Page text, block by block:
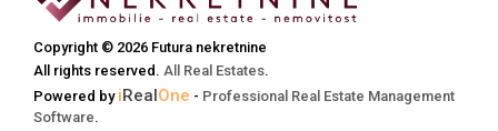
Copyright © 2026 Futura nekretnine
All rights reserved. All Real Estates.
Powered by iRealOne - Professional Real Estate Management
Software.